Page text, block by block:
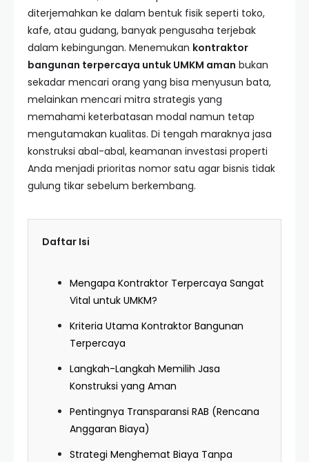
diterjemahkan ke dalam bentuk fisik seperti toko,
kafe, atau gudang, banyak pengusaha terjebak
dalam kebingungan. Menemukan kontraktor
bangunan terpercaya untuk UMKM aman bukan
sekadar mencari orang yang bisa menyusun bata,
melainkan mencari mitra strategis yang
memahami keterbatasan modal namun tetap
mengutamakan kualitas. Di tengah maraknya jasa
konstruksi abal-abal, keamanan investasi properti
Anda menjadi prioritas nomor satu agar bisnis tidak
gulung tikar sebelum berkembang.
Daftar Isi
Mengapa Kontraktor Terpercaya Sangat
Vital untuk UMKM?
Kriteria Utama Kontraktor Bangunan
Terpercaya
Langkah-Langkah Memilih Jasa
Konstruksi yang Aman
Pentingnya Transparansi RAB (Rencana
Anggaran Biaya)
Strategi Menghemat Biaya Tanpa